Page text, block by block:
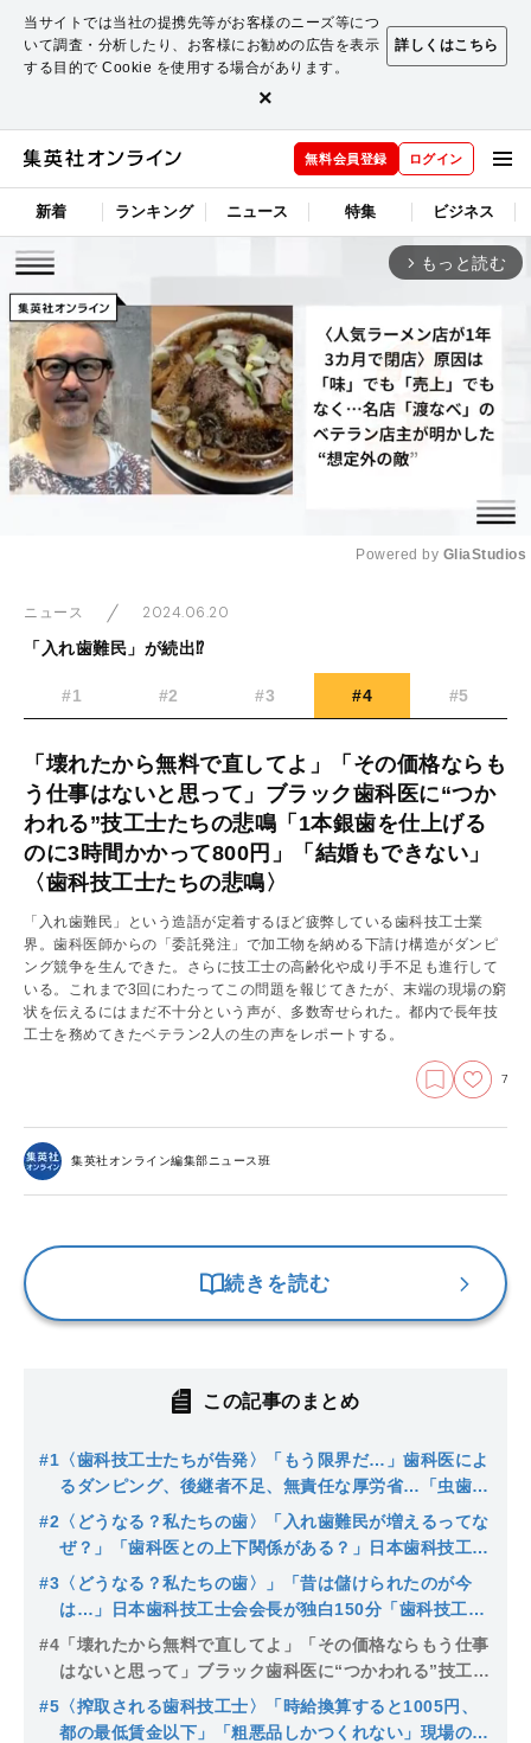
当サイトでは当社の提携先等がお客様のニーズ等につ
いて調査・分析したり、お客様にお勧めの広告を表示
する目的で Cookie を使用する場合があります。
詳しくはこちら
×
無料会員登録 ログイン
新着 ランキング ニュース 特集 ビジネス
arrow_forward_ios もっと読む
Powered by GliaStudios
ニュース
2024.06.20
「入れ歯難民」が続出⁉
#1 #2 #3 #4 #5
「壊れたから無料で直してよ」「その価格ならも
う仕事はないと思って」ブラック歯科医に“つか
われる”技工士たちの悲鳴「1本銀歯を仕上げる
のに3時間かかって800円」「結婚もできない」
〈歯科技工士たちの悲鳴〉
「入れ歯難民」という造語が定着するほど疲弊している歯科技工士業
界。歯科医師からの「委託発注」で加工物を納める下請け構造がダンピ
ング競争を生んできた。さらに技工士の高齢化や成り手不足も進行して
いる。これまで3回にわたってこの問題を報じてきたが、末端の現場の窮
状を伝えるにはまだ不十分という声が、多数寄せられた。都内で長年技
工士を務めてきたベテラン2人の生の声をレポートする。
7
集英社オンライン編集部ニュース班
続きを読む
この記事のまとめ
#1 〈歯科技工士たちが告発〉「もう限界だ…」歯科医によ
るダンピング、後継者不足、無責任な厚労省…「虫歯の
再発は歯磨きのせいとは限らない」「業界の構図に問題
がある」このままでは“入れ歯難民”が続出か
#2 〈どうなる？私たちの歯〉「入れ歯難民が増えるってな
ぜ？」「歯科医との上下関係がある？」日本歯科技工士
会会長に“人材不足”と“業界の構図”について聞いてみた
#3 〈どうなる？私たちの歯〉」「昔は儲けられたのが今
は…」日本歯科技工士会会長が独白150分「歯科技工士
不足は深刻化する一方」でも「人口に対して適正数が何
人なのかはわからない」
#4 「壊れたから無料で直してよ」「その価格ならもう仕事
はないと思って」ブラック歯科医に“つかわれる”技工士
たちの悲鳴「1本銀歯を仕上げるのに3時間かかって800
円」「結婚もできない」〈歯科技工士たちの悲鳴〉
#5 〈搾取される歯科技工士〉「時給換算すると1005円、
都の最低賃金以下」「粗悪品しかつくれない」現場の悲